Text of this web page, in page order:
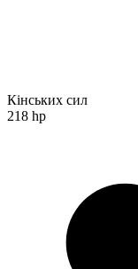
Кінських сил
218 hp